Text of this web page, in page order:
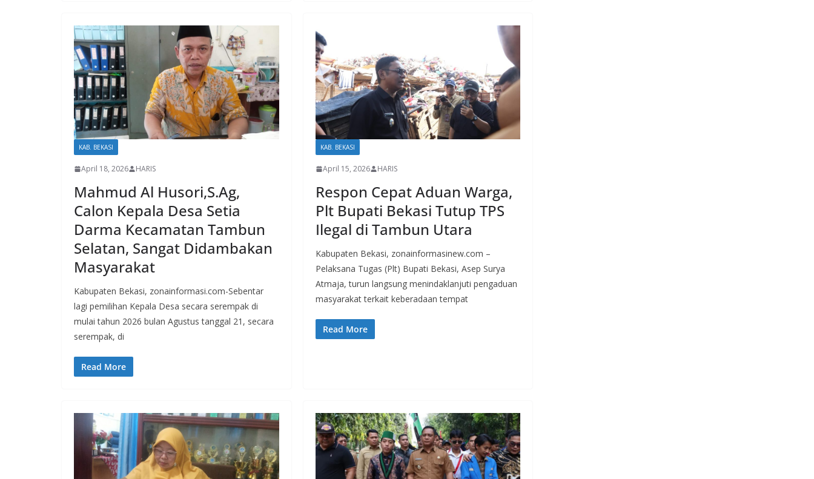
KAB. BEKASI
April 18, 2026 HARIS
Mahmud Al Husori,S.Ag,
Calon Kepala Desa Setia
Darma Kecamatan Tambun
Selatan, Sangat Didambakan
Masyarakat
Kabupaten Bekasi, zonainformasi.com-Sebentar
lagi pemilihan Kepala Desa secara serempak di
mulai tahun 2026 bulan Agustus tanggal 21, secara
serempak, di
Read More
KAB. BEKASI
April 15, 2026 HARIS
Respon Cepat Aduan Warga,
Plt Bupati Bekasi Tutup TPS
Ilegal di Tambun Utara
Kabupaten Bekasi, zonainformasinew.com –
Pelaksana Tugas (Plt) Bupati Bekasi, Asep Surya
Atmaja, turun langsung menindaklanjuti pengaduan
masyarakat terkait keberadaan tempat
Read More